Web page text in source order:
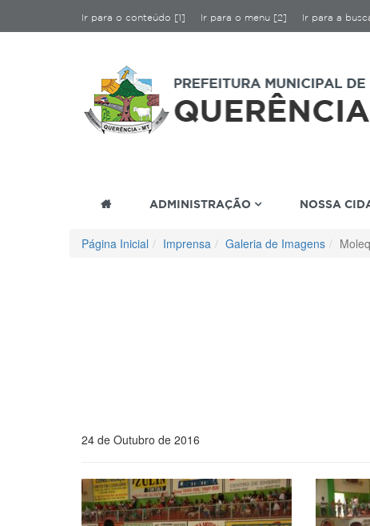
Ir para o conteúdo [1] Ir para o menu [2] Ir para a
ADMINISTRAÇÃO NOSSA
Página Inicial Imprensa Galeria de Imagens
24 de Outubro de 2016